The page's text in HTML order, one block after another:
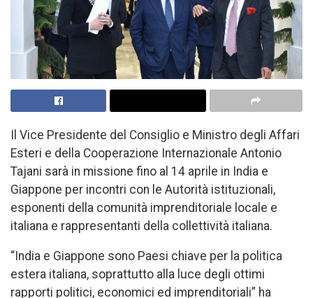
Il Vice Presidente del Consiglio e Ministro degli Affari
Esteri e della Cooperazione Internazionale Antonio
Tajani sarà in missione fino al 14 aprile in India e
Giappone per incontri con le Autorità istituzionali,
esponenti della comunità imprenditoriale locale e
italiana e rappresentanti della collettività italiana.
“India e Giappone sono Paesi chiave per la politica
estera italiana, soprattutto alla luce degli ottimi
rapporti politici, economici ed imprenditoriali” ha